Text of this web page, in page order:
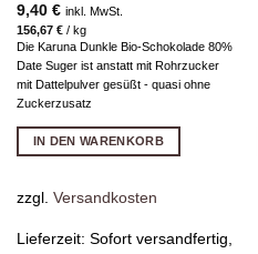
9,40 € inkl. MwSt.
156,67 €/ kg
Die Karuna Dunkle Bio-Schokolade 80%
Date Suger ist anstatt mit Rohrzucker
mit Dattelpulver gesüßt - quasi ohne
Zuckerzusatz
IN DEN WARENKORB
zzgl. Versandkosten
Lieferzeit: Sofort versandfertig,